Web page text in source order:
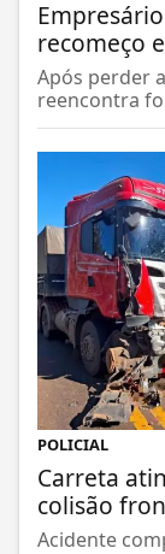
recomeço
Após perder
reencontra
POLICIAL
Carreta
colisão
Acidente